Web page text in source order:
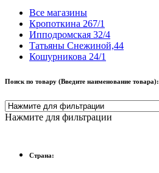
Все магазины
Кропоткина 267/1
Ипподромская 32/4
Татьяны Снежиной,44
Кошурникова 24/1
Поиск по товару (Введите наименование товара):
Нажмите для фильтрации
Страна: